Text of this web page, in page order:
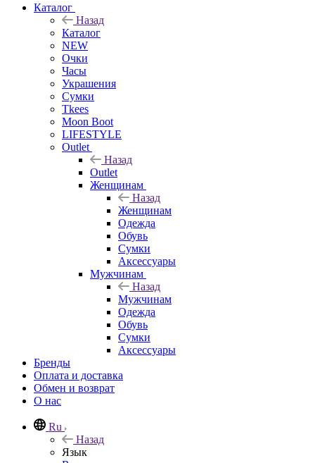
Каталог
Назад
Каталог
NEW
Очки
Часы
Украшения
Сумки
Tkees
Moon Boot
LIFESTYLE
Outlet
Назад
Outlet
Женщинам
Назад
Женщинам
Одежда
Обувь
Сумки
Аксессуары
Мужчинам
Назад
Мужчинам
Одежда
Обувь
Сумки
Аксессуары
Бренды
Оплата и доставка
Обмен и возврат
О нас
Ru
Назад
Язык